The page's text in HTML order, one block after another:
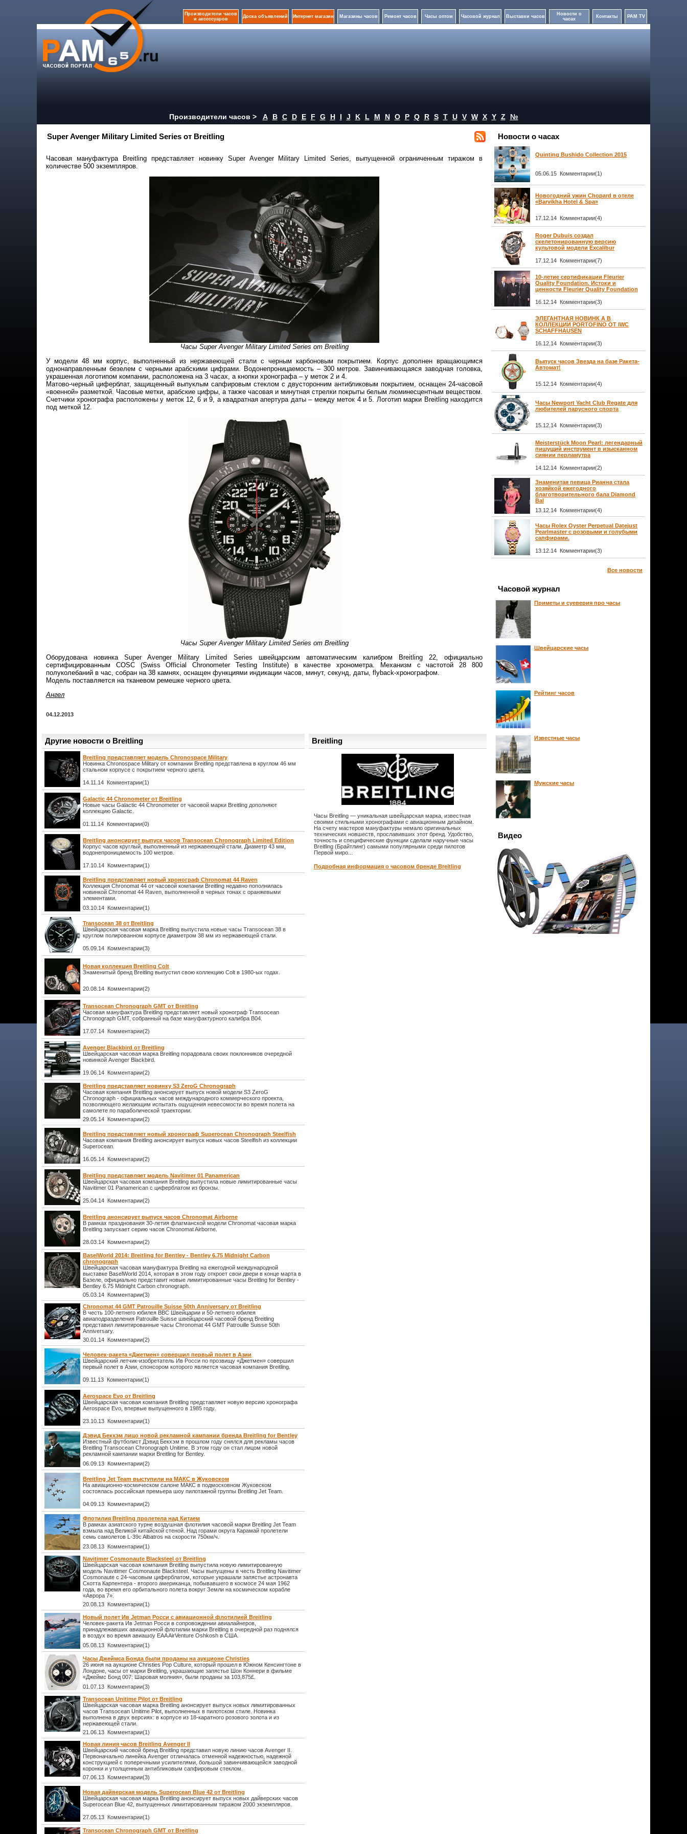
Производители часов
и аксессуаров
Доска объявлений Интернет магазин Магазины часов Ремонт часов Часы оптом Часовой журнал Выставки часов
Новости о
часах
Контакты PAM TV
Производители часов > A B C D E F G H I J K L M N O P Q R S T U V W X Y Z №
Super Avenger Military Limited Series от Breitling
Часовая мануфактура Breitling представляет новинку Super Avenger Military Limited Series, выпущенной ограниченным тиражом в
количестве 500 экземпляров.
Часы Super Avenger Military Limited Series от Breitling
У модели 48 мм корпус, выполненный из нержавеющей стали с черным карбоновым покрытием. Корпус дополнен вращающимся
однонаправленным безелем с черными арабскими цифрами. Водонепроницаемость – 300 метров. Завинчивающаяся заводная головка,
украшенная логотипом компании, расположена на 3 часах, а кнопки хронографа – у меток 2 и 4.
Матово-черный циферблат, защищенный выпуклым сапфировым стеклом с двусторонним антибликовым покрытием, оснащен 24-часовой
«военной» разметкой. Часовые метки, арабские цифры, а также часовая и минутная стрелки покрыты белым люминесцентным веществом.
Счетчики хронографа расположены у меток 12, 6 и 9, а квадратная апертура даты – между меток 4 и 5. Логотип марки Breitling находится
под меткой 12.
Часы Super Avenger Military Limited Series от Breitling
Оборудована новинка Super Avenger Military Limited Series швейцарским автоматическим калибром Breitling 22, официально
сертифицированным COSC (Swiss Official Chronometer Testing Institute) в качестве хронометра. Механизм с частотой 28 800
полуколебаний в час, собран на 38 камнях, оснащен функциями индикации часов, минут, секунд, даты, flyback-хронографом.
Модель поставляется на тканевом ремешке черного цвета.
Ангел
04.12.2013
Другие новости о Breitling
Breitling представляет модель Chronospace Military
Новинка Chronospace Military от компании Breitling представлена в круглом 46 мм
стальном корпусе с покрытием черного цвета.
14.11.14 Комментарии(1)
Galactic 44 Chronometer от Breitling
Новые часы Galactic 44 Chronometer от часовой марки Breitling дополняют
коллекцию Galactic.
01.11.14 Комментарии(0)
Breitling анонсирует выпуск часов Transocean Chronograph Limited Edition
Корпус часов круглый, выполненный из нержавеющей стали. Диаметр 43 мм,
водонепроницаемость 100 метров.
17.10.14 Комментарии(1)
Breitling представляет новый хронограф Chronomat 44 Raven
Коллекция Chronomat 44 от часовой компании Breitling недавно пополнилась
новинкой Chronomat 44 Raven, выполненной в черных тонах с оранжевыми
элементами.
03.10.14 Комментарии(1)
Transocean 38 от Breitling
Швейцарская часовая марка Breitling выпустила новые часы Transocean 38 в
круглом полированном корпусе диаметром 38 мм из нержавеющей стали.
05.09.14 Комментарии(3)
Новая коллекция Breitling Colt
Знаменитый бренд Breitling выпустил свою коллекцию Colt в 1980-ых годах.
20.08.14 Комментарии(2)
Transocean Chronograph GMT от Breitling
Часовая мануфактура Breitling представляет новый хронограф Transocean
Chronograph GMT, собранный на базе мануфактурного калибра В04.
17.07.14 Комментарии(2)
Avenger Blackbird от Breitling
Швейцарская часовая марка Breitling порадовала своих поклонников очередной
новинкой Avenger Blackbird.
19.06.14 Комментарии(2)
Breitling представляет новинку S3 ZeroG Chronograph
Часовая компания Breitling анонсирует выпуск новой модели S3 ZeroG
Chronograph - официальных часов международного коммерческого проекта,
позволяющего желающим испытать ощущения невесомости во время полета на
самолете по параболической траектории.
29.05.14 Комментарии(2)
Breitling представляет новый хронограф Superocean Chronograph Steelfish
Часовая компания Breitling анонсирует выпуск новых часов Steelfish из коллекции
Superocean.
16.05.14 Комментарии(2)
Breitling представляет модель Navitimer 01 Panamerican
Швейцарская часовая компания Breitling выпустила новые лимитированные часы
Navitimer 01 Panamerican с циферблатом из бронзы.
25.04.14 Комментарии(2)
Breitling анонсирует выпуск часов Chronomat Airborne
В рамках празднования 30-летия флагманской модели Chronomat часовая марка
Breitling запускает серию часов Chronomat Airborne.
28.03.14 Комментарии(2)
BaselWorld 2014: Breitling for Bentley - Bentley 6.75 Midnight Carbon
chronograph
Швейцарская часовая мануфактура Breitling на ежегодной международной
выставке BaselWorld 2014, которая в этом году откроет свои двери в конце марта в
Базеле, официально представит новые лимитированные часы Breitling for Bentley -
Bentley 6.75 Midnight Carbon chronograph.
05.03.14 Комментарии(3)
Chronomat 44 GMT Patrouille Suisse 50th Anniversary от Breitling
В честь 100-летнего юбилея ВВС Швейцарии и 50-летнего юбилея
авиаподразделения Patrouille Suisse швейцарский часовой бренд Breitling
представил лимитированные часы Chronomat 44 GMT Patrouille Suisse 50th
Anniversary.
30.01.14 Комментарии(2)
Человек-ракета «Джетмен» совершил первый полет в Азии
Швейцарский летчик-изобретатель Ив Росси по прозвищу «Джетмен» совершил
первый полет в Азии, спонсором которого является часовая компания Breitling.
09.11.13 Комментарии(1)
Aerospace Evo от Breitling
Швейцарская часовая компания Breitling представляет новую версию хронографа
Aerospace Evo, впервые выпущенного в 1985 году.
23.10.13 Комментарии(1)
Дэвид Бекхэм лицо новой рекламной кампании бренда Breitling for Bentley
Известный футболист Дэвид Бекхэм в прошлом году снялся для рекламы часов
Breitling Transocean Chronograph Unitime. В этом году он стал лицом новой
рекламной кампании марки Breitling for Bentley.
06.09.13 Комментарии(2)
Breitling Jet Team выступили на МАКС в Жуковском
На авиационно-космическом салоне МАКС в подмосковном Жуковском
состоялась российская премьера шоу пилотажной группы Breitling Jet Team.
04.09.13 Комментарии(2)
Флотилия Breitling пролетела над Китаем
В рамках азиатского турне воздушная флотилия часовой марки Breitling Jet Team
взмыла над Великой китайской стеной. Над горами округа Карамай пролетели
семь самолетов L-39c Albatros на скорости 750км/ч.
23.08.13 Комментарии(1)
Navitimer Cosmonaute Blacksteel от Breitling
Швейцарская часовая компания Breitling выпустила новую лимитированную
модель Navitimer Cosmonaute Blacksteel. Часы выпущены в честь Breitling Navitimer
Cosmonaute с 24-часовым циферблатом, которые украшали запястье астронавта
Скотта Карпентера - второго американца, побывавшего в космосе 24 мая 1962
года, во время его орбитального полета вокруг Земли на космическом корабле
«Аврора 7».
20.08.13 Комментарии(1)
Новый полет Ив Jetman Росси с авиационной флотилией Breitling
Человек-ракета Ив Jetman Росси в сопровождении авиалайнеров,
принадлежавших авиационной флотилии марки Breitling в очередной раз поднялся
в воздух во время авиашоу EAA AirVenture Oshkosh в США.
05.08.13 Комментарии(1)
Часы Джеймса Бонда были проданы на аукционе Christies
26 июня на аукционе Christies Pop Culture, который прошел в Южном Кенсингтоне в
Лондоне, часы от марки Breitling, украшающие запястье Шон Коннери в фильме
«Джеймс Бонд 007: Шаровая молния», были проданы за 103,875£.
01.07.13 Комментарии(3)
Transocean Unitime Pilot от Breitling
Швейцарская часовая марка Breitling анонсирует выпуск новых лимитированных
часов Transocean Unitime Pilot, выполненных в пилотском стиле. Новинка
выполнена в двух версиях: в корпусе из 18-каратного розового золота и из
нержавеющей стали.
21.06.13 Комментарии(1)
Новая линия часов Breitling Avenger II
Швейцарский часовой бренд Breitling представил новую линию часов Avenger II.
Первоначально линейка Avenger отличалась отменной надежностью, надежной
конструкцией с поперечными усилителями, большой завинчивающейся заводной
коронки и утолщенным антибликовым сапфировым стеклом.
07.06.13 Комментарии(3)
Новая дайверская модель Superocean Blue 42 от Breitling
Швейцарская часовая марка Breitling анонсирует выпуск новых дайверских часов
Superocean Blue 42, выпущенных лимитированным тиражом 2000 экземпляров.
27.05.13 Комментарии(1)
Transocean Chronograph GMT от Breitling
Breitling
Часы Breitling — уникальная швейцарская марка, известная
своими стильными хронографами с авиационным дизайном.
На счету мастеров мануфактуры немало оригинальных
технических новшеств, прославивших этот бренд. Удобство,
точность и специфические функции сделали наручные часы
Breitling (Брайтлинг) самыми популярными среди пилотов
Первой миро...
Подробная информация о часовом бренде Breitling
Новости о часах
Quinting Bushido Collection 2015
05.06.15 Комментарии(1)
Новогодний ужин Chopard в отеле
«Barvikha Hotel & Spa»
17.12.14 Комментарии(4)
Roger Dubuis создал
скелетонированную версию
культовой модели Excalibur
17.12.14 Комментарии(7)
10-летие сертификации Fleurier
Quality Foundation. Истоки и
ценности Fleurier Quality Foundation
16.12.14 Комментарии(3)
ЭЛЕГАНТНАЯ НОВИНК А В
КОЛЛЕКЦИИ PORTOFINO ОТ IWC
SCHAFFHAUSEN
16.12.14 Комментарии(3)
Выпуск часов Звезда на базе Ракета-
Автомат!
15.12.14 Комментарии(4)
Часы Newport Yacht Club Regate для
любителей парусного спорта
15.12.14 Комментарии(3)
Meisterstück Moon Pearl: легендарный
пишущий инструмент в изысканном
сиянии перламутра
14.12.14 Комментарии(2)
Знаменитая певица Рианна стала
хозяйкой ежегодного
благотворительного бала Diamond
Bal
13.12.14 Комментарии(4)
Часы Rolex Oyster Perpetual Datejust
Pearlmaster с розовыми и голубыми
сапфирами.
13.12.14 Комментарии(3)
Все новости
Часовой журнал
Приметы и суеверия про часы
Швейцарские часы
Рейтинг часов
Известные часы
Мужские часы
Видео